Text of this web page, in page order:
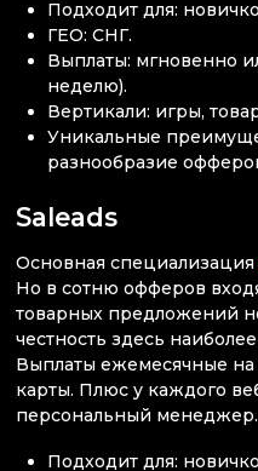
Подходит для:
ГЕО: СНГ.
Выплаты: мгновенно
неделю).
Вертикали: игры,
Уникальные
разнообразие
Saleads
Основная специализация
Но в сотню офферов
товарных предложений
честность здесь
Выплаты ежемесячные
карты. Плюс у каждого
персональный менеджер.
Подходит для: